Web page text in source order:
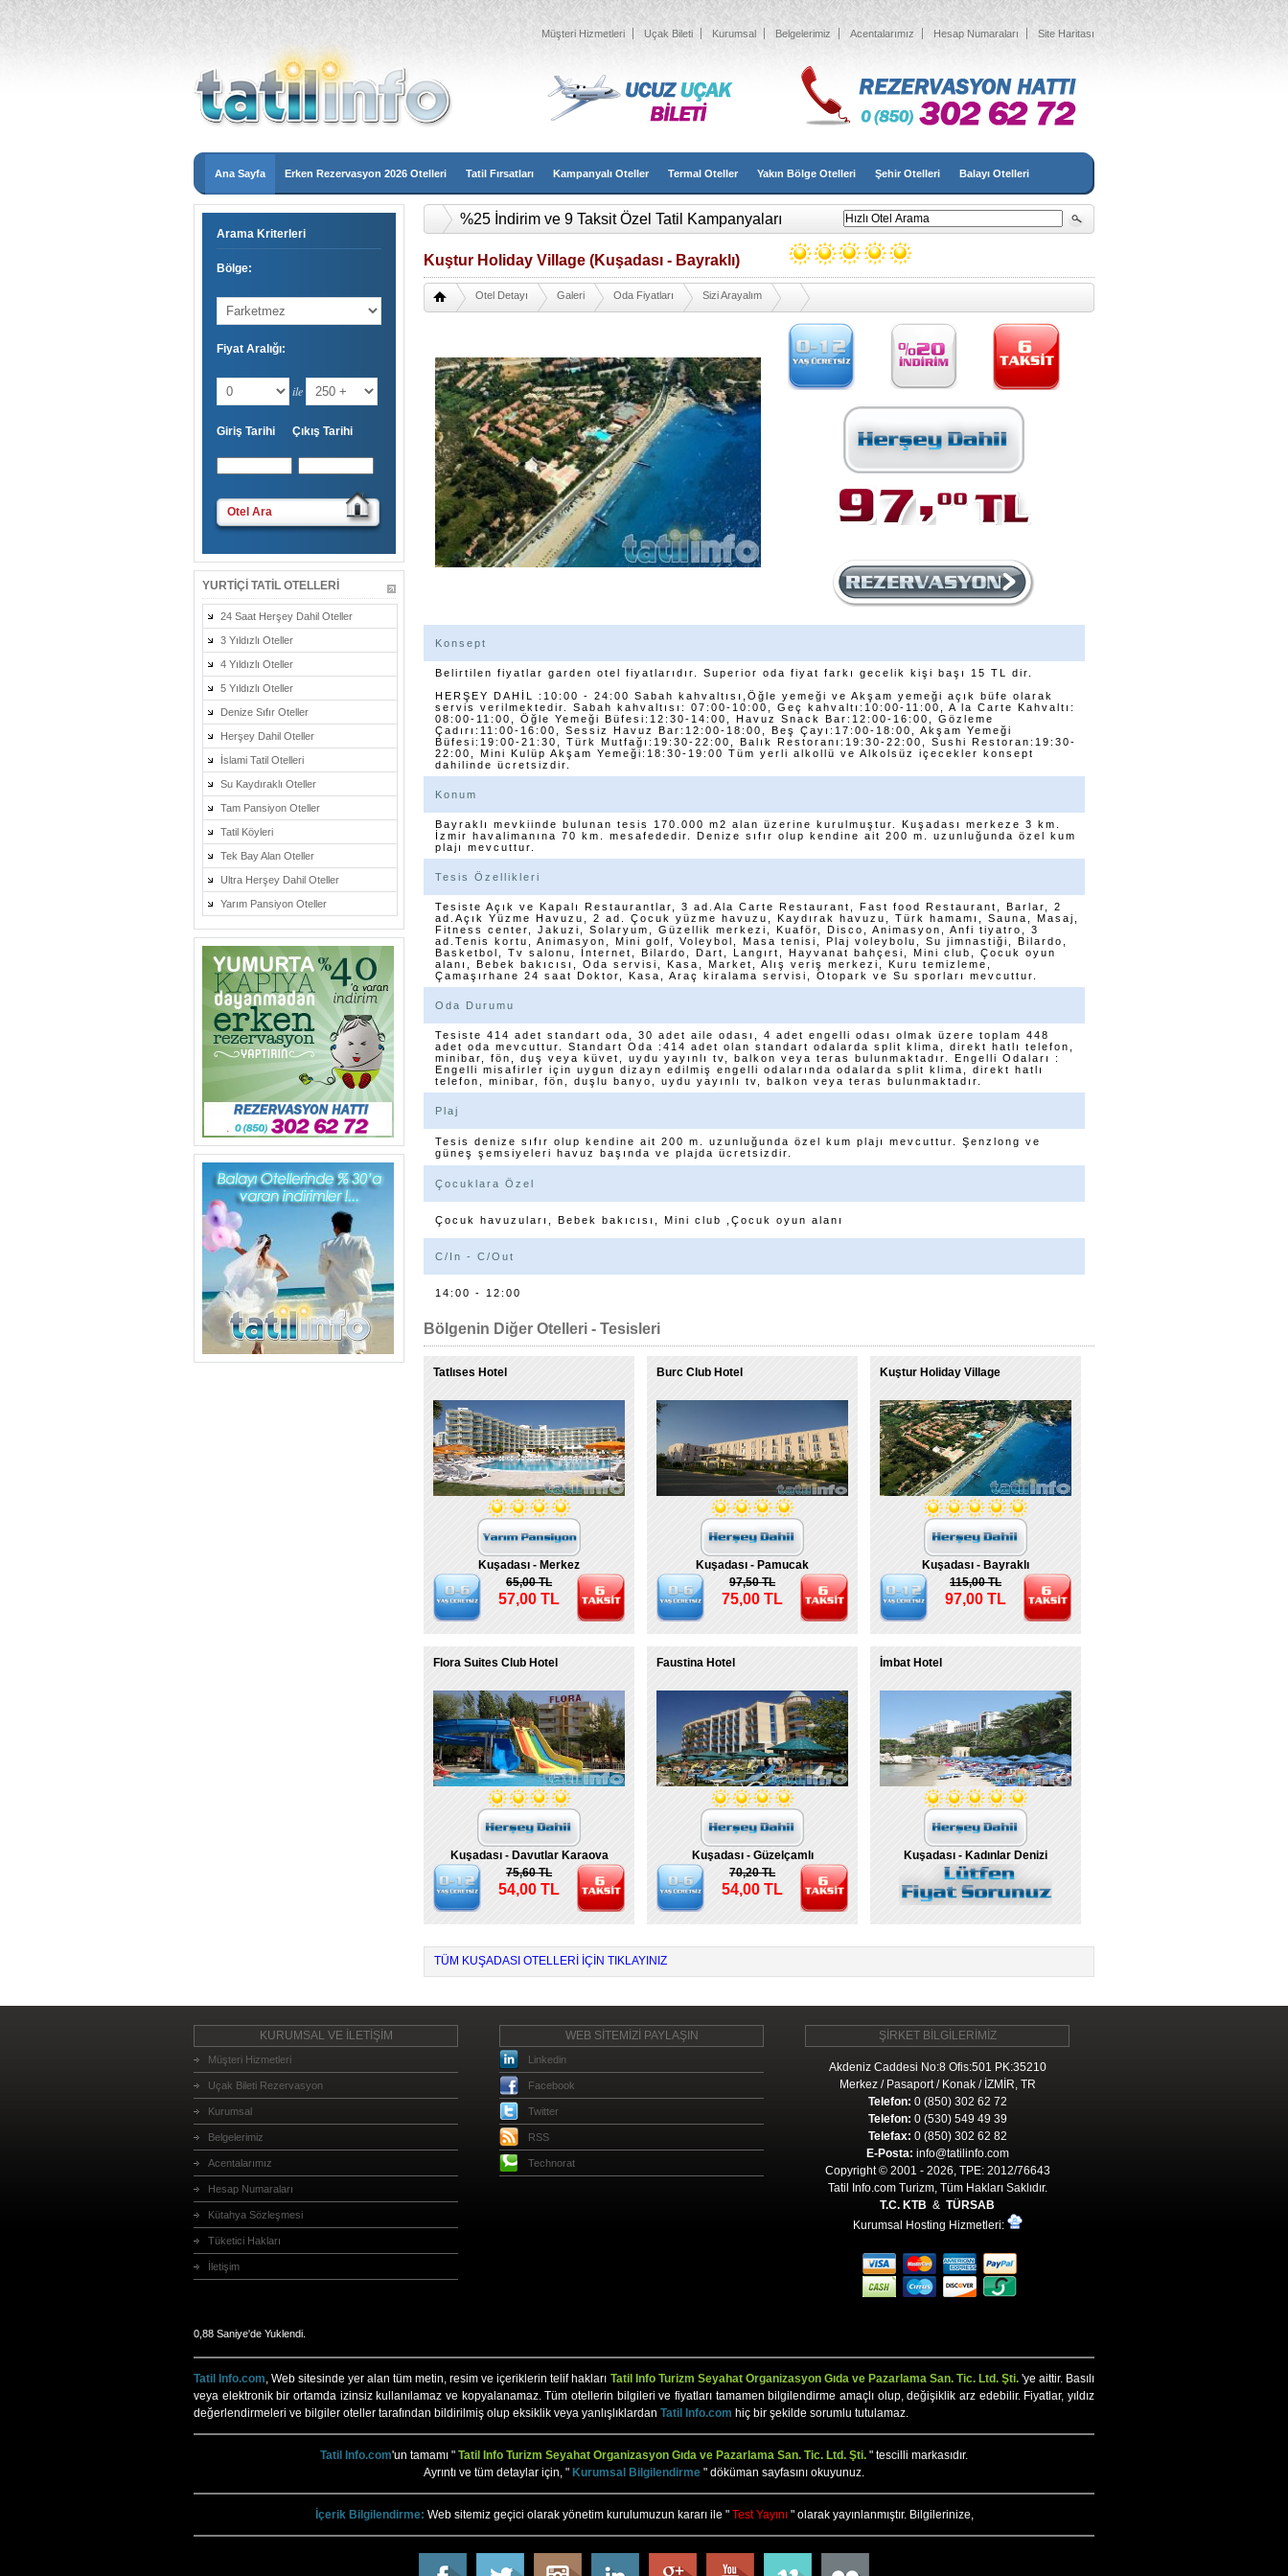
Müşteri Hizmetleri Uçak Bileti Kurumsal Belgelerimiz Acentalarımız Hesap Numaraları Site Haritası
Ana Sayfa Erken Rezervasyon 2026 Otelleri Tatil Fırsatları Kampanyalı Oteller Termal Oteller Yakın Bölge Otelleri Şehir Otelleri Balayı Otelleri
Arama Kriterleri
Bölge:
Fiyat Aralığı:
ile
Giriş Tarihi Çıkış Tarihi
Otel Ara
YURTIÇI TATIL OTELLERI
24 Saat Herşey Dahil Oteller
3 Yıldızlı Oteller
4 Yıldızlı Oteller
5 Yıldızlı Oteller
Denize Sıfır Oteller
Herşey Dahil Oteller
İslami Tatil Otelleri
Su Kaydıraklı Oteller
Tam Pansiyon Oteller
Tatil Köyleri
Tek Bay Alan Oteller
Ultra Herşey Dahil Oteller
Yarım Pansiyon Oteller
%25 İndirim ve 9 Taksit Özel Tatil Kampanyaları
Kuştur Holiday Village (Kuşadası - Bayraklı)
Otel Detayı Galeri Oda Fiyatları Sizi Arayalım
Konsept
Belirtilen fiyatlar garden otel fiyatlarıdır. Superior oda fiyat farkı gecelik kişi başı 15 TL dir.
HERŞEY DAHİL :10:00 - 24:00 Sabah kahvaltısı,Öğle yemeği ve Akşam yemeği açık büfe olarak
servis verilmektedir. Sabah kahvaltısı: 07:00-10:00, Geç kahvaltı:10:00-11:00, A la Carte Kahvaltı:
08:00-11:00, Öğle Yemeği Büfesi:12:30-14:00, Havuz Snack Bar:12:00-16:00, Gözleme
Çadırı:11:00-16:00, Sessiz Havuz Bar:12:00-18:00, Beş Çayı:17:00-18:00, Akşam Yemeği
Büfesi:19:00-21:30, Türk Mutfağı:19:30-22:00, Balık Restoranı:19:30-22:00, Sushi Restoran:19:30-
22:00, Mini Kulüp Akşam Yemeği:18:30-19:00 Tüm yerli alkollü ve Alkolsüz içecekler konsept
dahilinde ücretsizdir.
Konum
Bayraklı mevkiinde bulunan tesis 170.000 m2 alan üzerine kurulmuştur. Kuşadası merkeze 3 km.
İzmir havalimanına 70 km. mesafededir. Denize sıfır olup kendine ait 200 m. uzunluğunda özel kum
plajı mevcuttur.
Tesis Özellikleri
Tesiste Açık ve Kapalı Restaurantlar, 3 ad.Ala Carte Restaurant, Fast food Restaurant, Barlar, 2
ad.Açık Yüzme Havuzu, 2 ad. Çocuk yüzme havuzu, Kaydırak havuzu, Türk hamamı, Sauna, Masaj,
Fitness center, Jakuzi, Solaryum, Güzellik merkezi, Kuaför, Disco, Animasyon, Anfi tiyatro, 3
ad.Tenis kortu, Animasyon, Mini golf, Voleybol, Masa tenisi, Plaj voleybolu, Su jimnastiği, Bilardo,
Basketbol, Tv salonu, İnternet, Bilardo, Dart, Langırt, Hayvanat bahçesi, Mini club, Çocuk oyun
alanı, Bebek bakıcısı, Oda servisi, Kasa, Market, Alış veriş merkezi, Kuru temizleme,
Çamaşırhane 24 saat Doktor, Kasa, Araç kiralama servisi, Otopark ve Su sporları mevcuttur.
Oda Durumu
Tesiste 414 adet standart oda, 30 adet aile odası, 4 adet engelli odası olmak üzere toplam 448
adet oda mevcuttur. Standart Oda :414 adet olan standart odalarda split klima, direkt hatlı telefon,
minibar, fön, duş veya küvet, uydu yayınlı tv, balkon veya teras bulunmaktadır. Engelli Odaları :
Engelli misafirler için uygun dizayn edilmiş engelli odalarında odalarda split klima, direkt hatlı
telefon, minibar, fön, duşlu banyo, uydu yayınlı tv, balkon veya teras bulunmaktadır.
Plaj
Tesis denize sıfır olup kendine ait 200 m. uzunluğunda özel kum plajı mevcuttur. Şenzlong ve
güneş şemsiyeleri havuz başında ve plajda ücretsizdir.
Çocuklara Özel
Çocuk havuzuları, Bebek bakıcısı, Mini club ,Çocuk oyun alanı
C/In - C/Out
14:00 - 12:00
Bölgenin Diğer Otelleri - Tesisleri
Tatlıses Hotel
Kuşadası - Merkez
65,00 TL
57,00 TL
Burc Club Hotel
Kuşadası - Pamucak
97,50 TL
75,00 TL
Kuştur Holiday Village
Kuşadası - Bayraklı
115,00 TL
97,00 TL
Flora Suites Club Hotel
Kuşadası - Davutlar Karaova
75,60 TL
54,00 TL
Faustina Hotel
Kuşadası - Güzelçamlı
70,20 TL
54,00 TL
İmbat Hotel
Kuşadası - Kadınlar Denizi
TÜM KUŞADASI OTELLERI IÇIN TIKLAYINIZ
KURUMSAL VE İLETİŞİM
Müşteri Hizmetleri
Uçak Bileti Rezervasyon
Kurumsal
Belgelerimiz
Acentalarımız
Hesap Numaraları
Kütahya Sözleşmesi
Tüketici Hakları
İletişim
WEB SİTEMİZİ PAYLAŞIN
Linkedin
Facebook
Twitter
RSS
Technorat
ŞİRKET BİLGİLERİMİZ
Akdeniz Caddesi No:8 Ofis:501 PK:35210
Merkez / Pasaport / Konak / İZMİR, TR
Telefon: 0 (850) 302 62 72
Telefon: 0 (530) 549 49 39
Telefax: 0 (850) 302 62 82
E-Posta: info@tatilinfo.com
Copyright © 2001 - 2026, TPE: 2012/76643
Tatil Info.com Turizm, Tüm Hakları Saklıdır.
T.C. KTB & TÜRSAB
Kurumsal Hosting Hizmetleri:
0,88 Saniye'de Yuklendi.
Tatil Info.com, Web sitesinde yer alan tüm metin, resim ve içeriklerin telif hakları Tatil Info Turizm Seyahat Organizasyon Gıda ve Pazarlama San. Tic. Ltd. Şti.'ye aittir. Basılı
veya elektronik bir ortamda izinsiz kullanılamaz ve kopyalanamaz. Tüm otellerin bilgileri ve fiyatları tamamen bilgilendirme amaçlı olup, değişiklik arz edebilir. Fiyatlar, yıldız
değerlendirmeleri ve bilgiler oteller tarafından bildirilmiş olup eksiklik veya yanlışlıklardan Tatil Info.com hiç bir şekilde sorumlu tutulamaz.
Tatil Info.com'un tamamı " Tatil Info Turizm Seyahat Organizasyon Gıda ve Pazarlama San. Tic. Ltd. Şti. " tescilli markasıdır.
Ayrıntı ve tüm detaylar için, " Kurumsal Bilgilendirme " döküman sayfasını okuyunuz.
İçerik Bilgilendirme: Web sitemiz geçici olarak yönetim kurulumuzun kararı ile " Test Yayını" olarak yayınlanmıştır. Bilgilerinize,